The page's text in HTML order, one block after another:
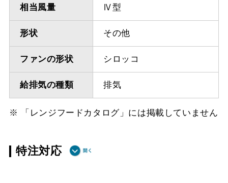
相当風量 Ⅳ型
形状 その他
ファンの形状 シロッコ
給排気の種類 排気
※ 「レンジフードカタログ」には掲載していません
特注対応